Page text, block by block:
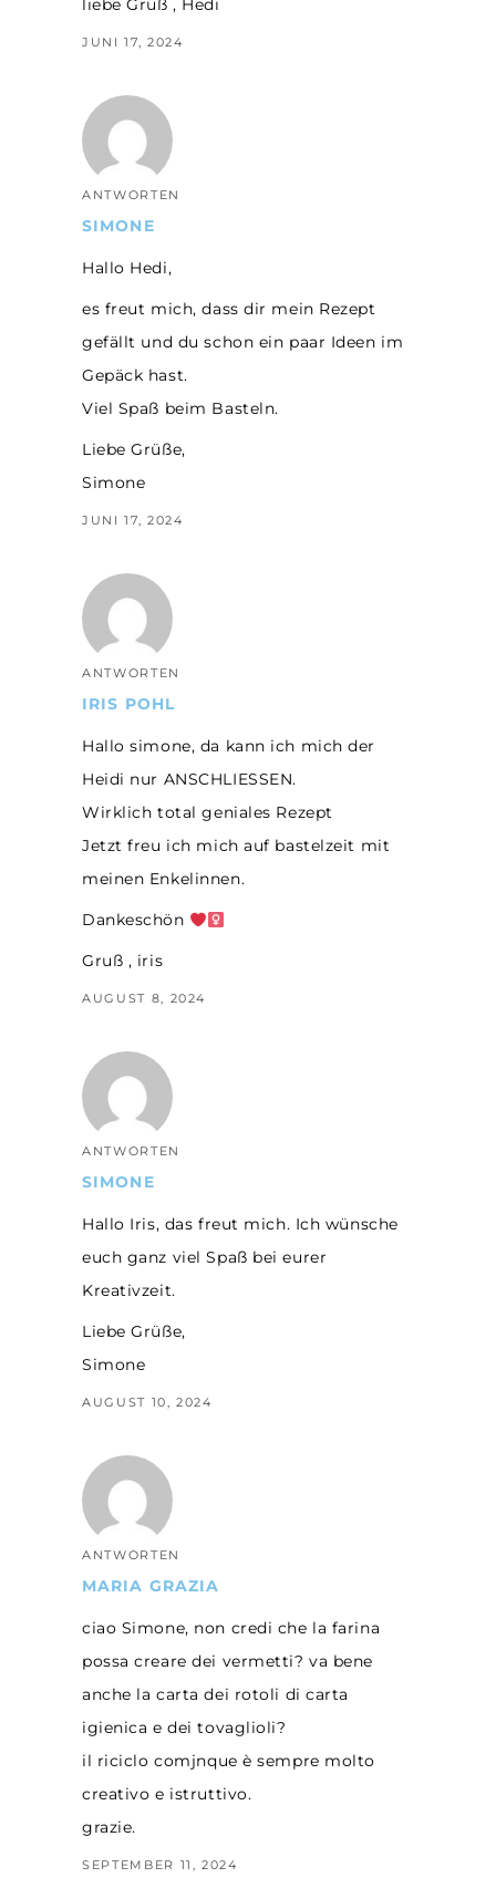
liebe Grüß , Hedi
JUNI 17, 2024
ANTWORTEN
SIMONE
Hallo Hedi,
es freut mich, dass dir mein Rezept
gefällt und du schon ein paar Ideen im
Gepäck hast.
Viel Spaß beim Basteln.
Liebe Grüße,
Simone
JUNI 17, 2024
ANTWORTEN
IRIS POHL
Hallo simone, da kann ich mich der
Heidi nur ANSCHLIESSEN.
Wirklich total geniales Rezept
Jetzt freu ich mich auf bastelzeit mit
meinen Enkelinnen.
Dankeschön
Gruß , iris
AUGUST 8, 2024
ANTWORTEN
SIMONE
Hallo Iris, das freut mich. Ich wünsche
euch ganz viel Spaß bei eurer
Kreativzeit.
Liebe Grüße,
Simone
AUGUST 10, 2024
ANTWORTEN
MARIA GRAZIA
ciao Simone, non credi che la farina
possa creare dei vermetti? va bene
anche la carta dei rotoli di carta
igienica e dei tovaglioli?
il riciclo comjnque è sempre molto
creativo e istruttivo.
grazie.
SEPTEMBER 11, 2024